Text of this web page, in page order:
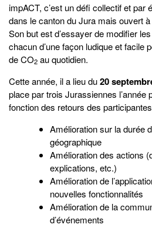
impACT, c’est un défi collectif et par
dans le canton du Jura mais ouvert
Son but est d’essayer de modifier
chacun d’une façon ludique et facile
de CO2 au quotidien.
Cette année, il a lieu du20
place par trois Jurassiennes l’année
fonction des retours des
Amélioration sur la durée
géographique
Amélioration des actions
explications, etc.)
Amélioration de
nouvelles fonctionnalités
Amélioration de la
d’événements